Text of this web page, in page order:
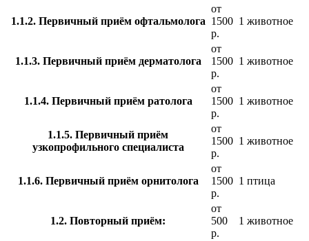
1.1.2. Первичный приём офтальмолога
от
1500
р.
1 животное
1.1.3. Первичный приём дерматолога
от
1500
р.
1 животное
1.1.4. Первичный приём ратолога
от
1500
р.
1 животное
1.1.5. Первичный приём
узкопрофильного специалиста
от
1500
р.
1 животное
1.1.6. Первичный приём орнитолога
от
1500
р.
1 птица
1.2. Повторный приём:
от
500
р.
1 животное